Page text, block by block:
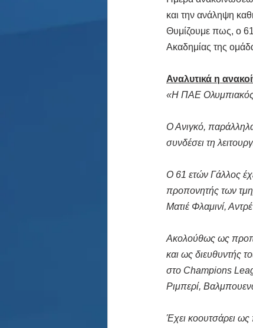
και την ανάληψη
Θυμίζουμε πως, ο
Ακαδημίας της
Αναλυτικά η
«Η ΠΑΕ Ολυμπιακός
Ο Ανιγκό,
συνδέσει τη
Ο 61 ετών Γάλλος
προπονητής των
Ματιέ Φλαμινί,
Ακολούθως ως
και ως διευθυντής
στο Champions
Ριμπερί,
Έχει κοουτσάρει